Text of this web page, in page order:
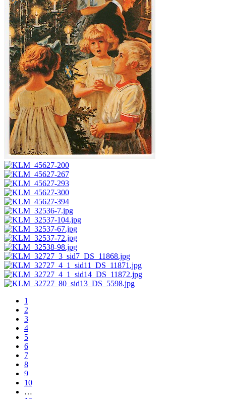
1
2
3
4
5
6
7
8
9
10
…